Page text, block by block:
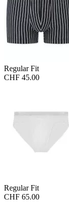
Regular Fit
CHF 45.00
Regular Fit
CHF 65.00